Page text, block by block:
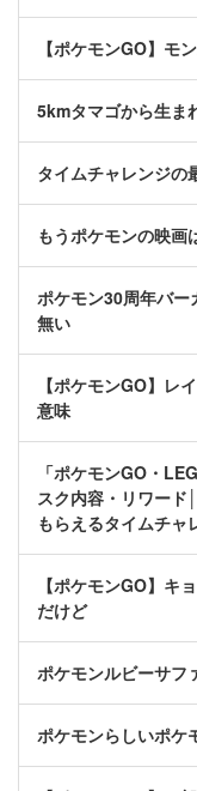
【ポケモンGO】モ
5kmタマゴから生ま
タイムチャレンジの
もうポケモンの映画
ポケモン30周年バー
無い
【ポケモンGO】レ
意味
「ポケモンGO・
スク内容・リワード
もらえるタイムチャ
【ポケモンGO】キ
だけど
ポケモンルビーサフ
ポケモンらしいポケ